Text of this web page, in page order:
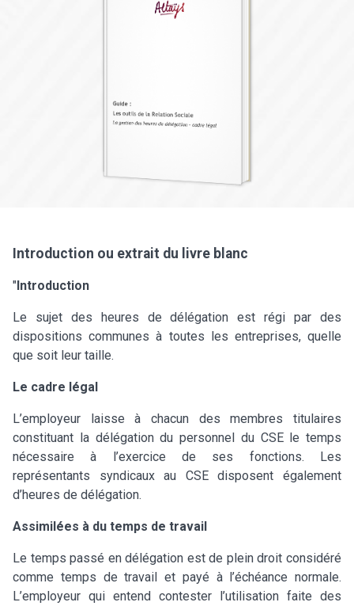
Introduction ou extrait du livre blanc
"Introduction
Le sujet des heures de délégation est régi par des
dispositions communes à toutes les entreprises, quelle
que soit leur taille.
Le cadre légal
L’employeur laisse à chacun des membres titulaires
constituant la délégation du personnel du CSE le temps
nécessaire à l’exercice de ses fonctions. Les
représentants syndicaux au CSE disposent également
d’heures de délégation.
Assimilées à du temps de travail
Le temps passé en délégation est de plein droit considéré
comme temps de travail et payé à l’échéance normale.
L’employeur qui entend contester l’utilisation faite des